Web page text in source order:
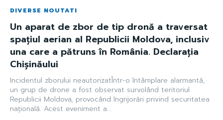
DIVERSE NOUTATI
Un aparat de zbor de tip dronă a traversat
spațiul aerian al Republicii Moldova, inclusiv
una care a pătruns în România. Declarația
Chișinăului
Incidentul zborului neautorizatÎntr-o întâmplare alarmantă,
un grup de drone a fost observat survolând teritoriul
Republicii Moldova, provocând îngrijorări privind securitatea
națională. Acest eveniment a...